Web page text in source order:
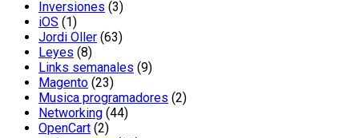
Inversiones (3)
iOS (1)
Jordi Oller (63)
Leyes (8)
Links semanales (9)
Magento (23)
Musica programadores (2)
Networking (44)
OpenCart (2)